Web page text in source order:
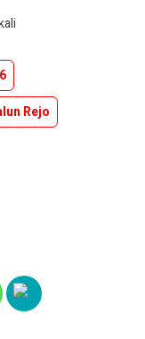
Rejo